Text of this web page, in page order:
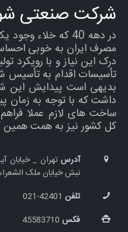
شرکت صنعتی
در دهه 40 که خلاء
مصرف ایران به خوبی
درک این نیاز و با رویکرد
تأسیسات اقدام به تأسیس
بدیهی است پیدایش این
داشت که با توجه به زمان
ساخت های لازم عملا
کل کشور نیز به همت
آدرس تهران _ خيابان
نبش خيابان ملک الشعراء بهار
تلفن
فکس